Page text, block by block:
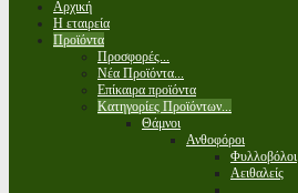
Αρχική
Η εταιρεία
Προϊόντα
Προσφορές...
Νέα Προϊόντα...
Επίκαιρα προϊόντα
Κατηγορίες Προϊόντων...
Θάμνοι
Ανθοφόροι
Φυλλοβόλοι
Αειθαλείς